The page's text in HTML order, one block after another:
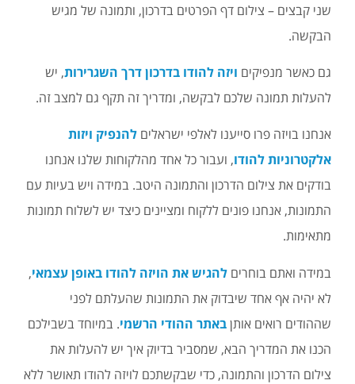
שני קבצים – צילום דף הפרטים בדרכון, ותמונה של מגיש
הבקשה.
גם כאשר מנפיקים ויזה להודו בדרכון דרך השגרירות, יש
להעלות תמונה שלכם לבקשה, ומדריך זה תקף גם למצב זה.
אנחנו בויזה פרו סייענו לאלפי ישראלים להנפיק ויזות
אלקטרוניות להודו, ועבור כל אחד מהלקוחות שלנו אנחנו
בודקים את צילום הדרכון והתמונה היטב. במידה ויש בעיות עם
התמונות, אנחנו פונים ללקוח ומציינים כיצד יש לשלוח תמונות
מתאימות.
במידה ואתם בוחרים להגיש את הויזה להודו באופן עצמאי,
לא יהיה אף אחד שיבדוק את התמונות שהעלתם לפני
שההודים רואים אותןבאתר ההודי הרשמי. במיוחד בשבילכם
הכנו את המדריך הבא, שמסביר בדיוק איך יש להעלות את
צילום הדרכון והתמונה, כדי שבקשתכם לויזה להודו תאושר ללא